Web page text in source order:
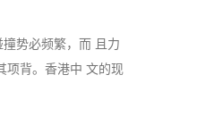
势必频繁，而 且力
项背。香港中 文的现